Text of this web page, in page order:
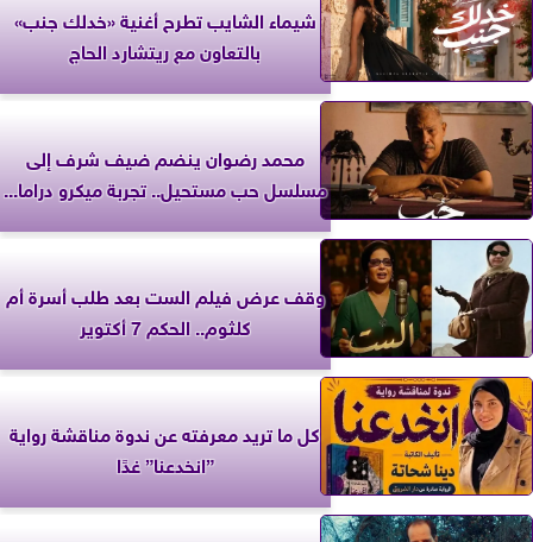
شيماء الشايب تطرح أغنية «خدلك جنب»
بالتعاون مع ريتشارد الحاج
محمد رضوان ينضم ضيف شرف إلى
مسلسل حب مستحيل.. تجربة ميكرو دراما...
وقف عرض فيلم الست بعد طلب أسرة أم
كلثوم.. الحكم 7 أكتوير
كل ما تريد معرفته عن ندوة مناقشة رواية
”انخدعنا” غدًا